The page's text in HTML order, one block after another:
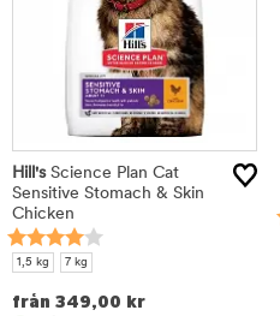
Hill'sScience Plan Cat
Sensitive Stomach & Skin
Chicken
1,5 kg 7 kg
från 349,00 kr